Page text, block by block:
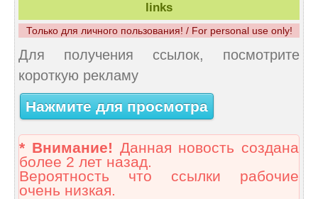
links
Только для личного пользования! / For personal use only!
Для получения ссылок, посмотрите
короткую рекламу
Нажмите для просмотра
* Внимание! Данная новость создана
более 2 лет назад.
Вероятность что ссылки рабочие
очень низкая.